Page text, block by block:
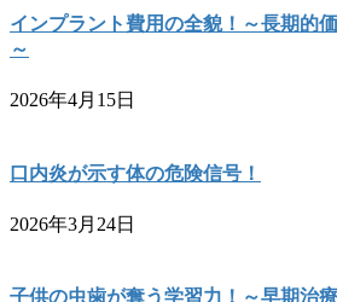
インプラント費用の全貌！～長期的
～
2026年4月15日
口内炎が示す体の危険信号！
2026年3月24日
子供の虫歯が奪う学習力！～早期治